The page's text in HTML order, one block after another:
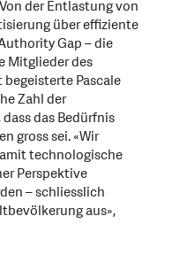
der Entlastung von
über effiziente
Gap – die
Mitglieder des
begeisterte Pascale
Zahl der
das Bedürfnis
gross sei. «Wir
technologische
Perspektive
– schliesslich
aus»,